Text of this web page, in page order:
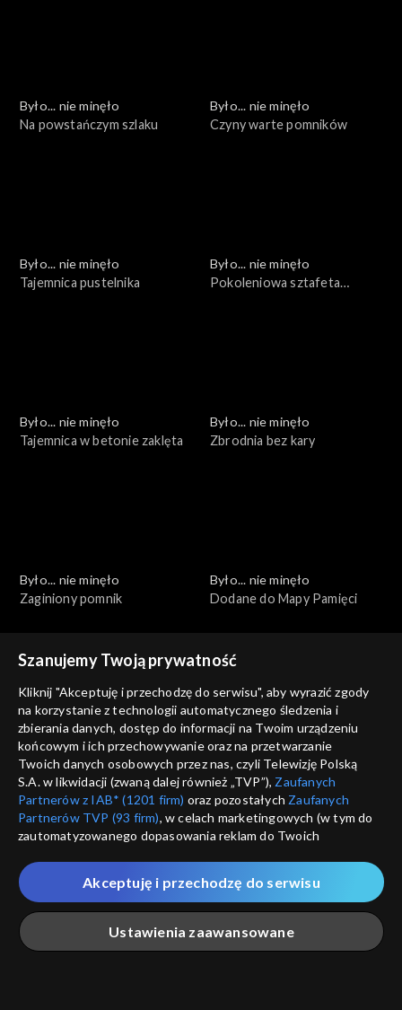
Było... nie minęło
Na powstańczym szlaku
Było... nie minęło
Czyny warte pomników
Było... nie minęło
Tajemnica pustelnika
Było... nie minęło
Pokoleniowa sztafeta
Było... nie minęło
Tajemnica w betonie zaklęta
Było... nie minęło
Zbrodnia bez kary
Było... nie minęło
Zaginiony pomnik
Było... nie minęło
Dodane do Mapy Pamięci
Było... nie minęło
Pogromcy żelaznych
smoków
Było... nie minęło
Projekt Kegresse
Było... nie minęło
Powrót do zacnej
przeszłości
Było... nie minęło
Wszystko dla Ojczyzny, nic
dla mnie
Szanujemy Twoją prywatność
Kliknij "Akceptuję i przechodzę do serwisu", aby wyrazić zgody
na korzystanie z technologii automatycznego śledzenia i
zbierania danych, dostęp do informacji na Twoim urządzeniu
końcowym i ich przechowywanie oraz na przetwarzanie
Twoich danych osobowych przez nas, czyli Telewizję Polską
S.A. w likwidacji (zwaną dalej również „TVP”), Zaufanych
Partnerów z IAB* (1201 firm) oraz pozostałych Zaufanych
Partnerów TVP (93 firm), w celach marketingowych (w tym do
zautomatyzowanego dopasowania reklam do Twoich
które wskazujemy poniżej, a także zgody na udostępnianie
przez nas identyfikatora PPID do Google.
Twoje dane osobowe zbierane podczas odwiedzania przez
Ciebie naszych
poszczególnych serwisówzwanych dalej
„Portalem”, w tym informacje zapisywane za pomocą
Ustawienia zaawansowane
Akceptuję i przechodzę do serwisu